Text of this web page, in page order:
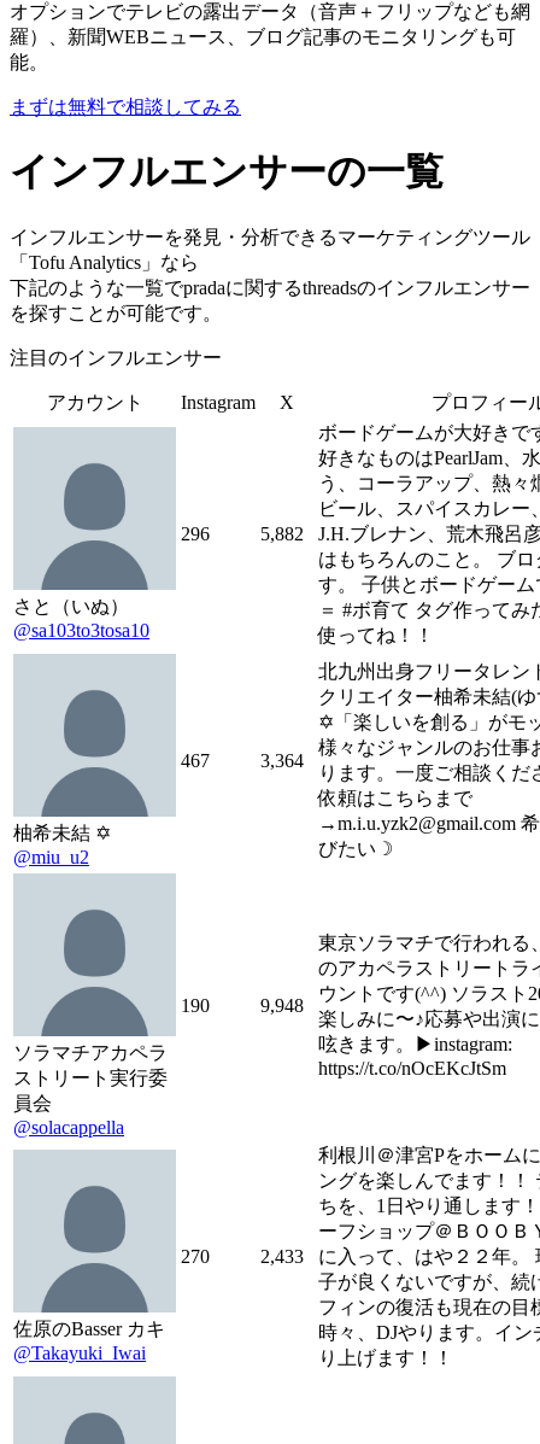
オプションでテレビの露出データ（音声＋フリップなども網
羅）、新聞WEBニュース、ブログ記事のモニタリングも可
能。
まずは無料で相談してみる
インフルエンサーの一覧
インフルエンサーを発見・分析できるマーケティングツール
「Tofu Analytics」なら
下記のような一覧でpradaに関するthreadsのインフルエンサー
を探すことが可能です。
注目のインフルエンサー
アカウント Instagram X プロフィー
さと（いぬ）
@sa103to3tosa10
296 5,882
ボードゲームが大好きで
好きなものはPearlJam、
う、コーラアップ、熱々
ビール、スパイスカレー
J.H.ブレナン、荒木飛呂
はもちろんのこと。 ブ
す。 子供とボードゲー
＝ #ボ育て タグ作ってみ
使ってね！！
柚希未結 ✡︎
@miu_u2
467 3,364
北九州出身フリータレン
クリエイター柚希未結(
✡︎「楽しいを創る」がモ
様々なジャンルのお仕事
ります。一度ご相談くだ
依頼はこちらまで
→m.i.u.yzk2@gmail.com
びたい☽
ソラマチアカペラ
ストリート実行委
員会
@solacappella
190 9,948
東京ソラマチで行われる
のアカペラストリートラ
ウントです(^^) ソラスト
楽しみに〜♪応募や出演
呟きます。▶︎instagram:
https://t.co/nOcEKcJtSm
佐原のBasser カキ
@Takayuki_Iwai
270 2,433
利根川＠津宮Pをホーム
ングを楽しんでます！！
ちを、1日やり通します
ーフショップ＠ＢＯＯＢ
に入って、はや２２年。
子が良くないですが、続
フィンの復活も現在の目
時々、DJやります。イン
り上げます！！